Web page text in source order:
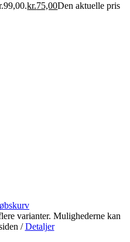
kr.75,00Den aktuelle pris
varianter. Mulighederne kan
/ Detaljer